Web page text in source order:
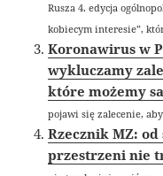
Rusza 4. edycja
kobiecym interesie”,
Koronawirus w
wykluczamy
które możemy
pojawi się zalecenie,
Rzecznik MZ:
przestrzeni nie